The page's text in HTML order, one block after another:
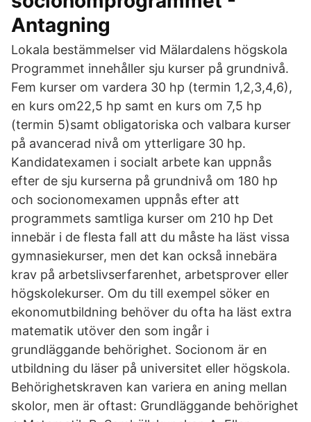
Antagning
Lokala bestämmelser vid Mälardalens högskola
Programmet innehåller sju kurser på grundnivå.
Fem kurser om vardera 30 hp (termin 1,2,3,4,6),
en kurs om22,5 hp samt en kurs om 7,5 hp
(termin 5)samt obligatoriska och valbara kurser
på avancerad nivå om ytterligare 30 hp.
Kandidatexamen i socialt arbete kan uppnås
efter de sju kurserna på grundnivå om 180 hp
och socionomexamen uppnås efter att
programmets samtliga kurser om 210 hp Det
innebär i de flesta fall att du måste ha läst vissa
gymnasiekurser, men det kan också innebära
krav på arbetslivserfarenhet, arbetsprover eller
högskolekurser. Om du till exempel söker en
ekonomutbildning behöver du ofta ha läst extra
matematik utöver den som ingår i
grundläggande behörighet. Socionom är en
utbildning du läser på universitet eller högskola.
Behörighetskraven kan variera en aning mellan
skolor, men är oftast: Grundläggande behörighet